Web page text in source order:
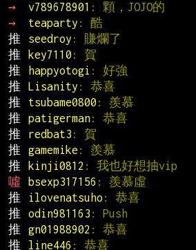
→
v789678901 : 顆，JOJO的
→
teaparty : 酷
推
seedroy : 賺爛了
推
key7110 : 賀
推
happyotogi : 好強
推
Lisanity : 恭喜
推
tsubame0800 : 羨慕
推
patigerman: 恭喜
推
redbat3 : 賀
推
gamemike : 羨慕
推
kinji0812 : 我也好想抽vip
噓
bsexp317156 : 羨慕虛
推
ilovenatsuho : 恭喜
推
odin981163 : Push
推
gn01988902 : 恭喜
推
line446 : 恭喜